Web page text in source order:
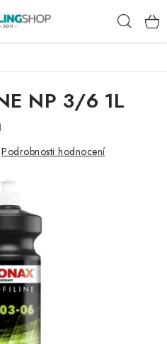
NP 3/6 1L
Podrobnosti hodnocení